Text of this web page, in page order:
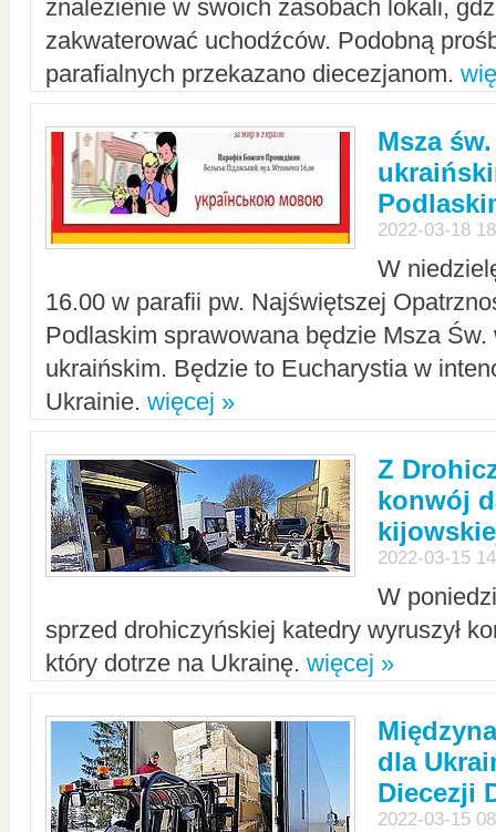
znalezienie w swoich zasobach lokali,
zakwaterować uchodźców. Podobną
parafialnych przekazano diecezjanom.
Msza
2022-03-18
W
16.00 w parafii pw. Najświętszej
Podlaskim sprawowana będzie Msza Św.
ukraińskim. Będzie to Eucharystia w
Ukrainie. więcej »
Z
konwój
2022-03-15
W
sprzed drohiczyńskiej katedry wyruszył
który dotrze na Ukrainę. więcej »
dla
Diecezji
2022-03-15